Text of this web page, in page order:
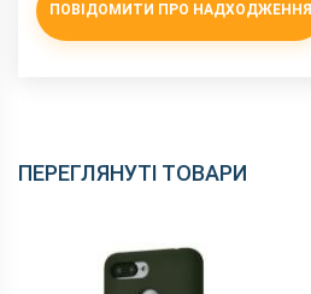
ПОВІДОМИТИ ПРО НАДХОДЖЕННЯ
ПЕРЕГЛЯНУТІ ТОВАРИ